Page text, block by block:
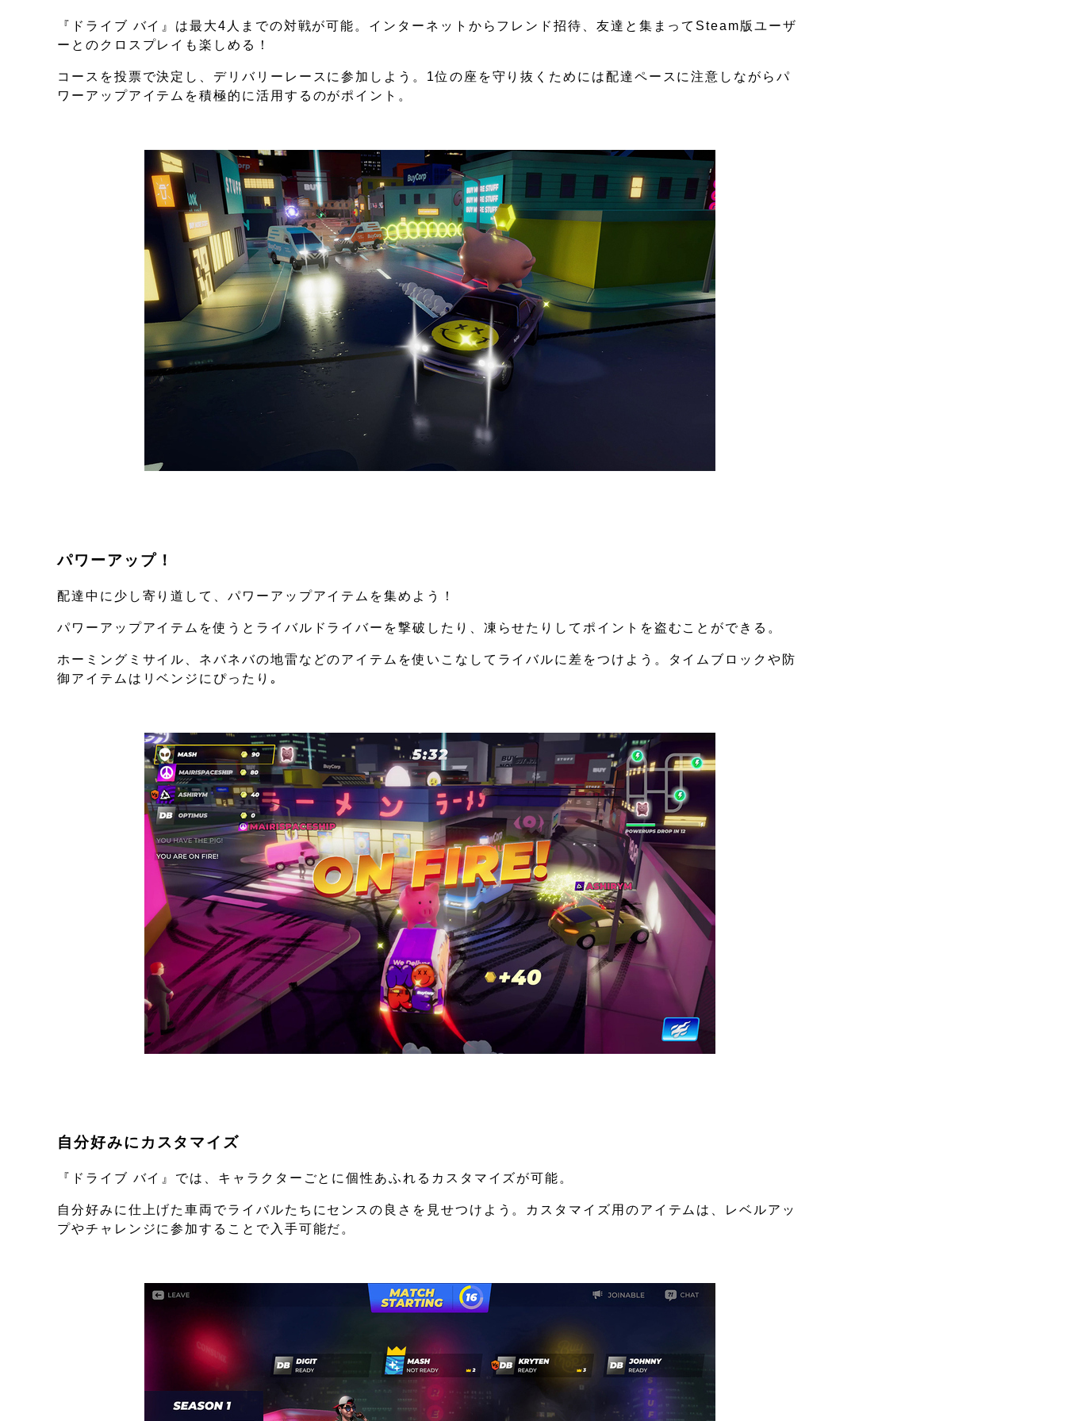
『ドライブ バイ』は最大4人までの対戦が可能。インターネットからフレンド招待、友達と集まってSteam版ユーザ
ーとのクロスプレイも楽しめる！
コースを投票で決定し、デリバリーレースに参加しよう。1位の座を守り抜くためには配達ペースに注意しながらパ
ワーアップアイテムを積極的に活用するのがポイント。
パワーアップ！
配達中に少し寄り道して、パワーアップアイテムを集めよう！
パワーアップアイテムを使うとライバルドライバーを撃破したり、凍らせたりしてポイントを盗むことができる。
ホーミングミサイル、ネバネバの地雷などのアイテムを使いこなしてライバルに差をつけよう。タイムブロックや防
御アイテムはリベンジにぴったり｡
自分好みにカスタマイズ
『ドライブ バイ』では、キャラクターごとに個性あふれるカスタマイズが可能。
自分好みに仕上げた車両でライバルたちにセンスの良さを見せつけよう。カスタマイズ用のアイテムは、レベルアッ
プやチャレンジに参加することで入手可能だ。